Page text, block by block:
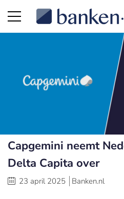
Capgemini neemt
Delta Capita over
23 april 2025 Banken.nl